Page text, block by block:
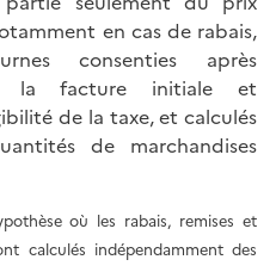
en cas de rabais,
consenties après
la facture initiale et
de la taxe, et calculés
de marchandises
où les rabais, remises et
calculés indépendamment des